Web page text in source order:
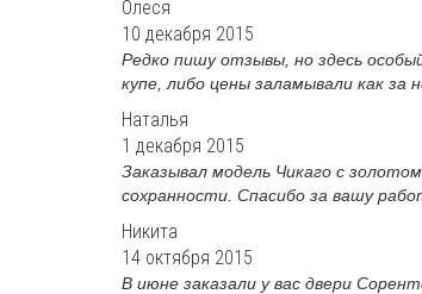
Олеся
10 декабря 2015
Редко пишу отзывы, но здесь
купе, либо цены заламывали как за
Наталья
1 декабря 2015
Заказывал модель Чикаго с
сохранности. Спасибо за вашу
Никита
14 октября 2015
В июне заказали у вас двери